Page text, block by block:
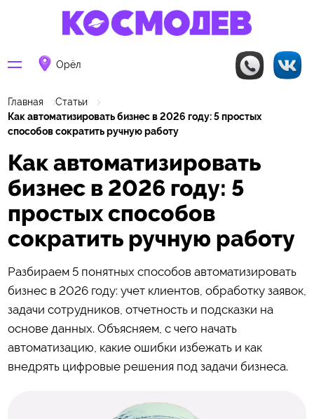
Орёл
Главная
Статьи
Как автоматизировать бизнес в 2026 году: 5 простых
способов сократить ручную работу
Как автоматизировать
бизнес в 2026 году: 5
простых способов
сократить ручную работу
Разбираем 5 понятных способов автоматизировать
бизнес в 2026 году: учет клиентов, обработку заявок,
задачи сотрудников, отчетность и подсказки на
основе данных. Объясняем, с чего начать
автоматизацию, какие ошибки избежать и как
внедрять цифровые решения под задачи бизнеса.